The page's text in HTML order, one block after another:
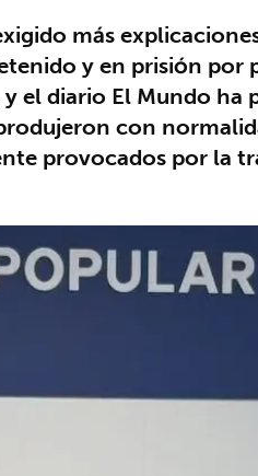
más
y en prisión
diario El Mundo ha
con
provocados por la